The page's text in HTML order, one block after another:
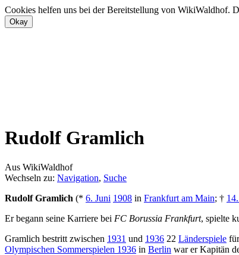
Cookies helfen uns bei der Bereitstellung von WikiWaldhof.
Rudolf Gramlich
Aus WikiWaldhof
Wechseln zu: Navigation, Suche
Rudolf Gramlich (* 6. Juni 1908 in Frankfurt am Main; †
Er begann seine Karriere bei FC Borussia Frankfurt, spielte
Gramlich bestritt zwischen 1931 und 1936 22 Länderspiele
Olympischen Sommerspielen 1936 in Berlin war er Kapitän